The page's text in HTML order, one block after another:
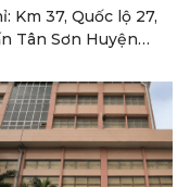
KRÔNGPHA
Km 37, Quốc lộ 27,
Tân Sơn Huyện